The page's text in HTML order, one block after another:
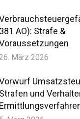
381 AO): Strafe &
März 2026
Strafen und